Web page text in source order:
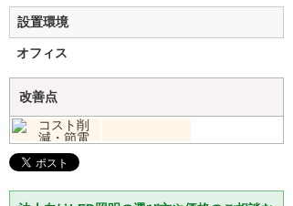
設置環境
オフィス
改善点